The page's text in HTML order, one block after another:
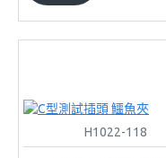
H1022-118